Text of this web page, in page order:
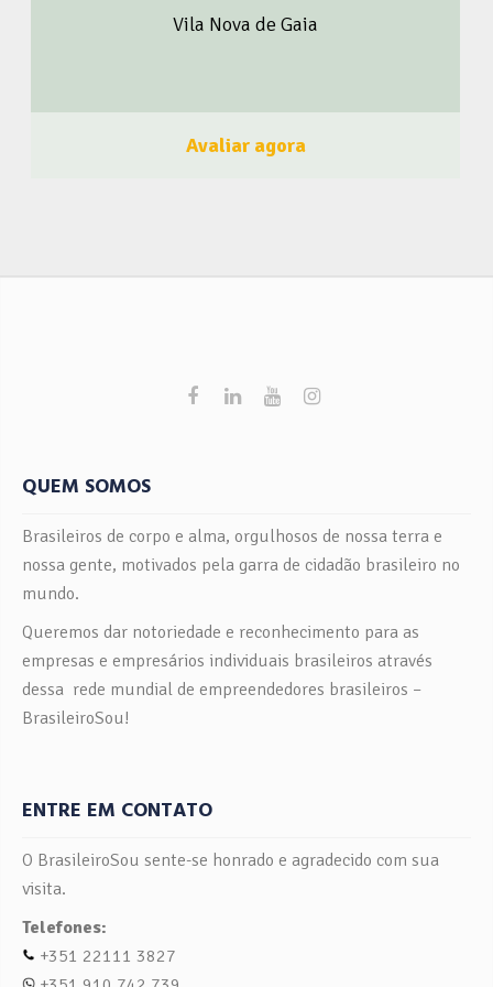
sempre em todos os gostos, estilos, ocasiões e corpos,
Musa! Lingerie Brasileira na Europa, do jeitinho que você
Vila Nova de Gaia
Avaliar agora
QUEM SOMOS
Brasileiros de corpo e alma, orgulhosos de nossa terra e
nossa gente, motivados pela garra de cidadão brasileiro no
mundo.
Queremos dar notoriedade e reconhecimento para as
empresas e empresários individuais brasileiros através
dessa rede mundial de empreendedores brasileiros –
BrasileiroSou!
ENTRE EM CONTATO
O BrasileiroSou sente-se honrado e agradecido com sua
visita.
Telefones:
+351 22111 3827